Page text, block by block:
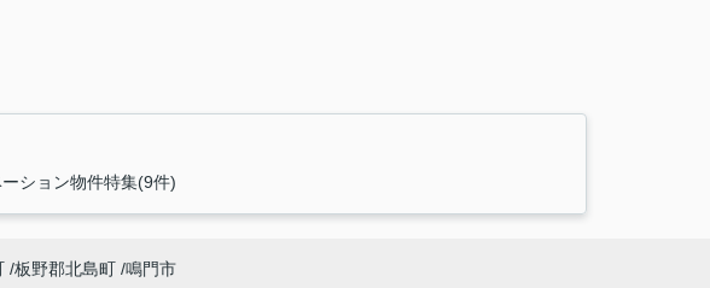
ーション物件特集(9件)
板野郡北島町 鳴門市